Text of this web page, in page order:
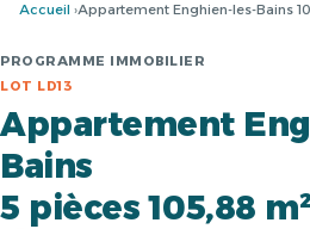
Accueil Appartement Enghien-les-Bains
PROGRAMME IMMOBILIER
LOT LD13
Appartement
Bains
5 pièces 105,88 m²